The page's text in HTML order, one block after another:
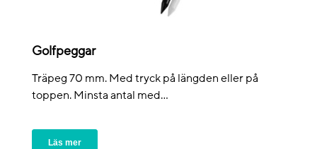
Golfpeggar
Träpeg 70 mm. Med tryck på längden eller på
toppen. Minsta antal med...
Läs mer